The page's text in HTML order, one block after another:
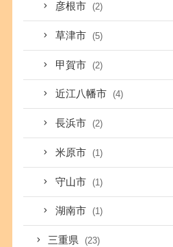
彦根市 (2)
草津市 (5)
甲賀市 (2)
近江八幡市 (4)
長浜市 (2)
米原市 (1)
守山市 (1)
湖南市 (1)
三重県 (23)